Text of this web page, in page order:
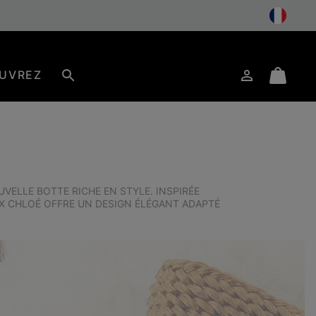
Connexion
Mini
BOTTE RICHE EN STYLE. INSPIRÉE
OFFRE UN DESIGN ÉLÉGANT ADAPTÉ